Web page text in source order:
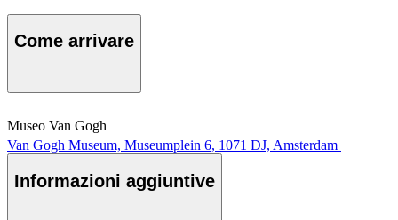
Come arrivare
Museo Van Gogh
Van Gogh Museum, Museumplein 6, 1071 DJ, Amsterdam
Informazioni aggiuntive